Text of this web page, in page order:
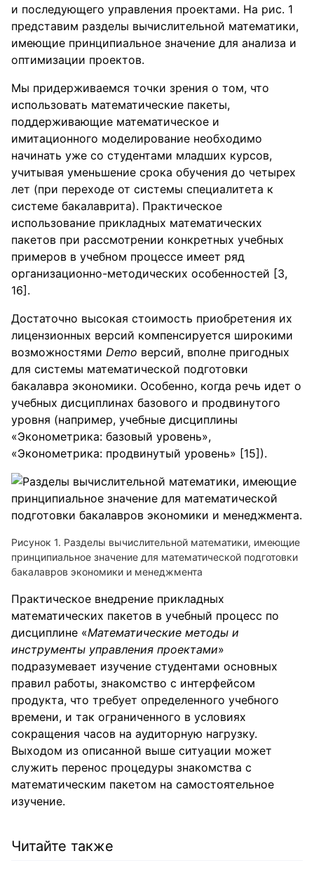
и последующего управления проектами. На рис. 1
представим разделы вычислительной математики,
имеющие принципиальное значение для анализа и
оптимизации проектов.
Мы придерживаемся точки зрения о том, что
использовать математические пакеты,
поддерживающие математическое и
имитационного моделирование необходимо
начинать уже со студентами младших курсов,
учитывая уменьшение срока обучения до четырех
лет (при переходе от системы специалитета к
системе бакалаврита). Практическое
использование прикладных математических
пакетов при рассмотрении конкретных учебных
примеров в учебном процессе имеет ряд
организационно-методических особенностей [3,
16].
Достаточно высокая стоимость приобретения их
лицензионных версий компенсируется широкими
возможностями Demo версий, вполне пригодных
для системы математической подготовки
бакалавра экономики. Особенно, когда речь идет о
учебных дисциплинах базового и продвинутого
уровня (например, учебные дисциплины
«Эконометрика: базовый уровень»,
«Эконометрика: продвинутый уровень» [15]).
Рисунок 1. Разделы вычислительной математики, имеющие
принципиальное значение для математической подготовки
бакалавров экономики и менеджмента
Практическое внедрение прикладных
математических пакетов в учебный процесс по
дисциплине «Математические методы и
инструменты управления проектами»
подразумевает изучение студентами основных
правил работы, знакомство с интерфейсом
продукта, что требует определенного учебного
времени, и так ограниченного в условиях
сокращения часов на аудиторную нагрузку.
Выходом из описанной выше ситуации может
служить перенос процедуры знакомства с
математическим пакетом на самостоятельное
изучение.
Читайте также